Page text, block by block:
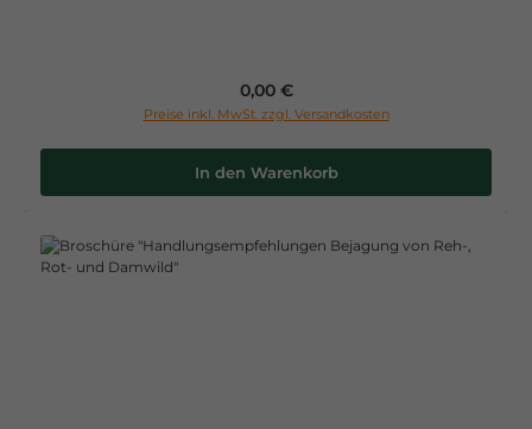
Regulärer Preis:
0,00 €
Preise inkl. MwSt. zzgl. Versandkosten
In den Warenkorb